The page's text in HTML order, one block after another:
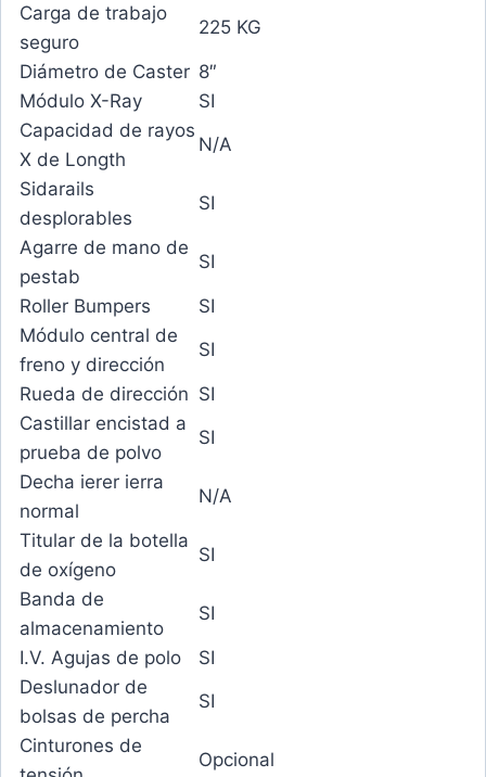
Carga de trabajo
seguro
225 KG
Diámetro de Caster 8″
Módulo X-Ray
SI
Capacidad de rayos
X de Longth
N/A
Sidarails
desplorables
SI
Agarre de mano de
pestab
SI
Roller Bumpers
SI
Módulo central de
freno y dirección
SI
Rueda de dirección SI
Castillar encistad a
prueba de polvo
SI
Decha ierer ierra
normal
N/A
Titular de la botella
de oxígeno
SI
Banda de
almacenamiento
SI
I.V. Agujas de polo
SI
Deslunador de
bolsas de percha
SI
Cinturones de
Opcional